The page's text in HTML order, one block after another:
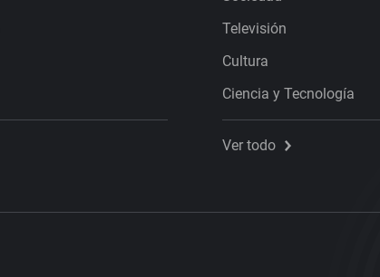
Televisión
Cultura
Ciencia y Tecnología
Ver todo